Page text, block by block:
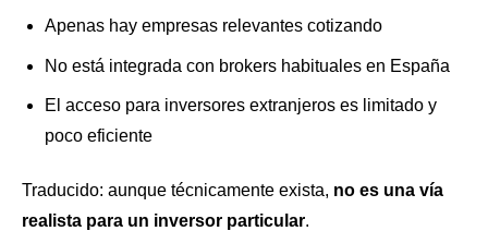
Apenas hay empresas relevantes cotizando
No está integrada con brokers habituales en España
El acceso para inversores extranjeros es limitado y
poco eficiente
Traducido: aunque técnicamente exista, no es una vía
realista para un inversor particular.